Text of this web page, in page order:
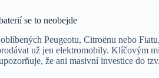
se to neobejde
Peugeotu, Citroënu nebo
už jen elektromobily. Klíčovým
že ani masivní investice do